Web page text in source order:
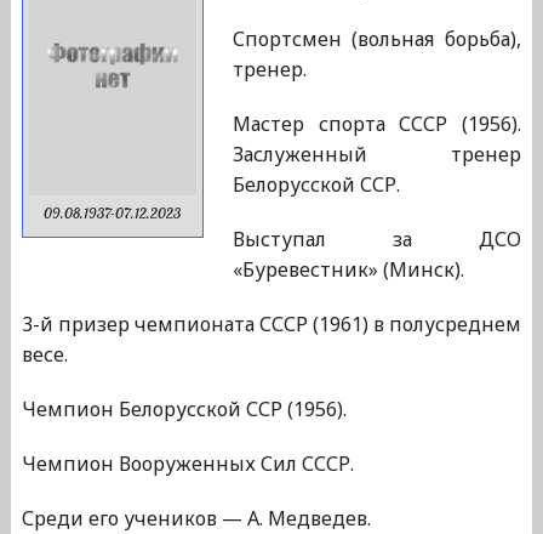
09.08.1937-07.12.2023
Спортсмен (вольная борьба),
тренер.
Мастер спорта СССР (1956).
Заслуженный тренер
Белорусской ССР.
Выступал за ДСО
«Буревестник» (Минск).
3-й призер чемпионата СССР (1961) в полусреднем
весе.
Чемпион Белорусской ССР (1956).
Чемпион Вооруженных Сил СССР.
Среди его учеников — А. Медведев.